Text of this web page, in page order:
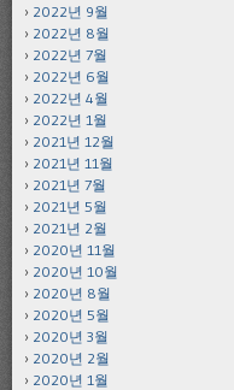
2022년 9월
2022년 8월
2022년 7월
2022년 6월
2022년 4월
2022년 1월
2021년 12월
2021년 11월
2021년 7월
2021년 5월
2021년 2월
2020년 11월
2020년 10월
2020년 8월
2020년 5월
2020년 3월
2020년 2월
2020년 1월